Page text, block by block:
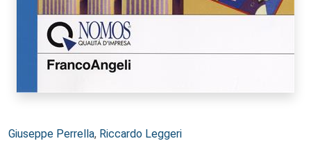
Autori:
Giuseppe Perrella, Riccardo Leggeri